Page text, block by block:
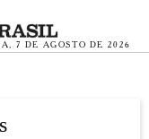
7 DE AGOSTO DE 2026